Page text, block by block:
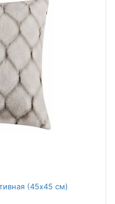
(45x45 см)